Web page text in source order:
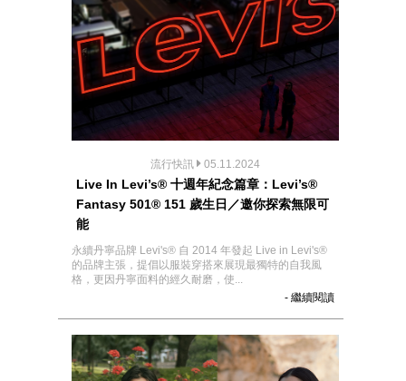
流行快訊 05.11.2024
Live In Levi’s® 十週年紀念篇章：Levi’s®
Fantasy 501® 151 歲生日／邀你探索無限可
能
永續丹寧品牌 Levi's® 自 2014 年發起 Live in Levi's®
的品牌主張，提倡以服裝穿搭來展現最獨特的自我風
格，更因丹寧面料的經久耐磨，使...
- 繼續閱讀